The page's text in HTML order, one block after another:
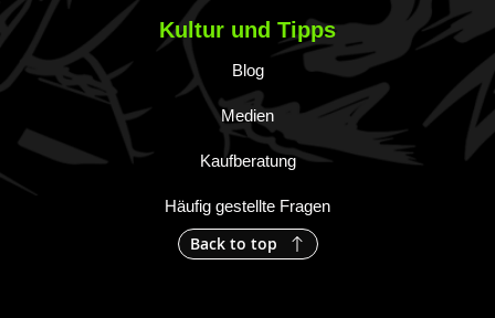
Kultur und Tipps
Blog
Medien
Kaufberatung
Häufig gestellte Fragen
Back to top